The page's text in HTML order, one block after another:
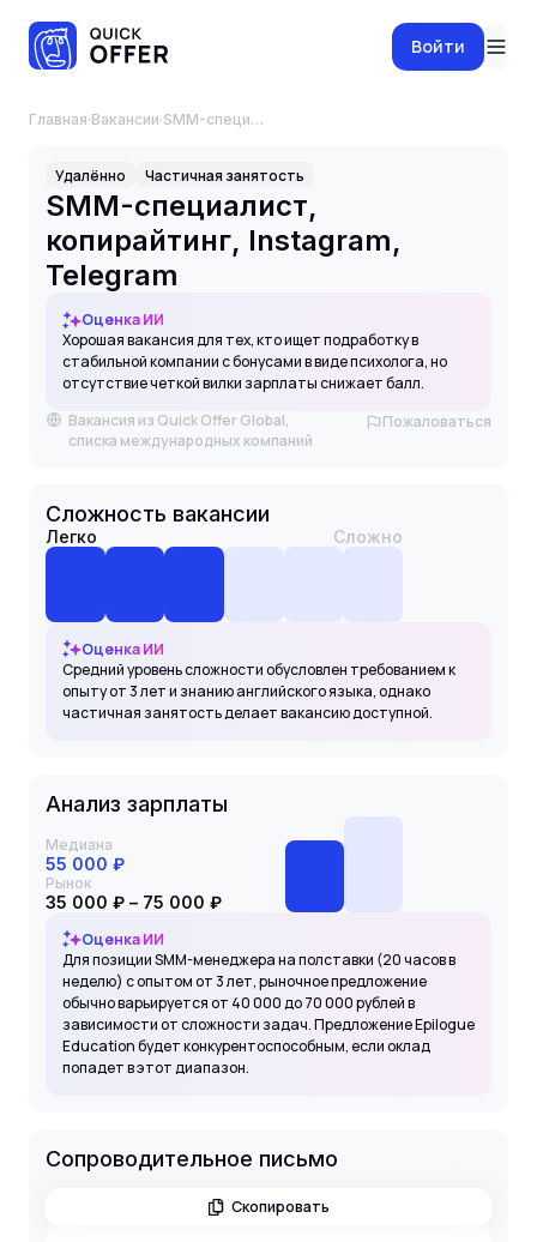
Войти
Главная·Вакансии· SMM-специалист, копирайтинг, Instagram, Telegram
Удалённо Частичная занятость
SMM-специалист,
копирайтинг, Instagram,
Telegram
Оценка ИИ
Хорошая вакансия для тех, кто ищет подработку в
стабильной компании с бонусами в виде психолога, но
отсутствие четкой вилки зарплаты снижает балл.
Вакансия из Quick Offer Global,
списка международных компаний
Пожаловаться
Сложность вакансии
Легко Сложно
Оценка ИИ
Средний уровень сложности обусловлен требованием к
опыту от 3 лет и знанию английского языка, однако
частичная занятость делает вакансию доступной.
Анализ зарплаты
Медиана
55 000 ₽
Рынок
35 000 ₽ – 75 000 ₽
Оценка ИИ
Для позиции SMM-менеджера на полставки (20 часов в
неделю) с опытом от 3 лет, рыночное предложение
обычно варьируется от 40 000 до 70 000 рублей в
зависимости от сложности задач. Предложение Epilogue
Education будет конкурентоспособным, если оклад
попадет в этот диапазон.
Сопроводительное письмо
Скопировать